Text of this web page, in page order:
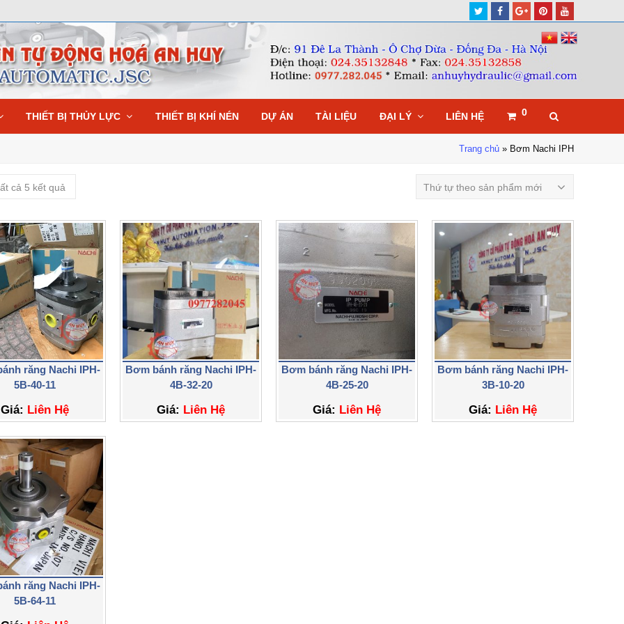
TwitterFacebook
Google
Plus
Pinterest
THIẾT BỊ THỦY LỰC THIẾT BỊ KHÍ NÉN DỰ ÁN TÀI LIỆU ĐẠI LÝ LIÊN HỆ 0
Trang chủ » Bơm Nachi IPH
cả 5 kết quả Thứ tự theo sản phẩm mới
răng Nachi IPH-
5B-40-11
Giá: Liên Hệ
Bơm bánh răng Nachi IPH-
4B-32-20
Giá: Liên Hệ
Bơm bánh răng Nachi IPH-
4B-25-20
Giá: Liên Hệ
Bơm bánh răng Nachi IPH-
3B-10-20
Giá: Liên Hệ
răng Nachi IPH-
5B-64-11